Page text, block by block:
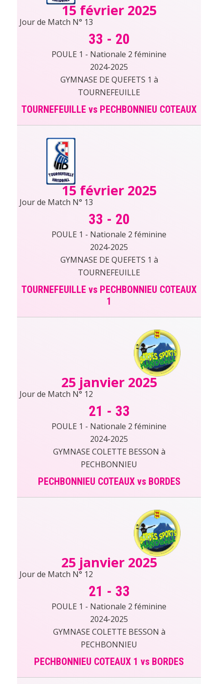
15 février 2025
Jour de Match N° 13
33 - 20
POULE 1 - Nationale 2 féminine
2024-2025
GYMNASE DE QUEFETS 1 à
TOURNEFEUILLE
TOURNEFEUILLE vs PECHBONNIEU COTEAUX
15 février 2025
Jour de Match N° 13
33 - 20
POULE 1 - Nationale 2 féminine
2024-2025
GYMNASE DE QUEFETS 1 à
TOURNEFEUILLE
TOURNEFEUILLE vs PECHBONNIEU COTEAUX
1
25 janvier 2025
Jour de Match N° 12
21 - 33
POULE 1 - Nationale 2 féminine
2024-2025
GYMNASE COLETTE BESSON à
PECHBONNIEU
PECHBONNIEU COTEAUX vs BORDES
25 janvier 2025
Jour de Match N° 12
21 - 33
POULE 1 - Nationale 2 féminine
2024-2025
GYMNASE COLETTE BESSON à
PECHBONNIEU
PECHBONNIEU COTEAUX 1 vs BORDES